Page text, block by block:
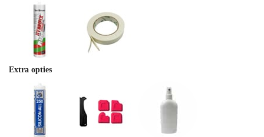
Extra opties